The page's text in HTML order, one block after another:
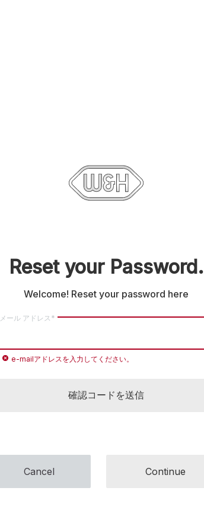
Reset your Password.
Welcome! Reset your password here
メール アドレス*
cancel e-mailアドレスを入力してください。
確認コードを送信
Cancel Continue